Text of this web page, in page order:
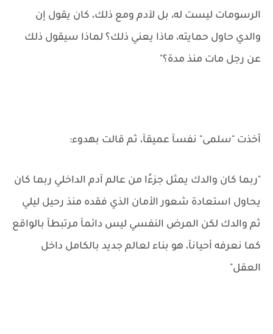
الرسومات ليست له، بل لآدم ومع ذلك، كان يقول إن
والدي حاول حمايته، ماذا يعني ذلك؟ لماذا سيقول ذلك
عن رجل مات منذ مدة؟"
أخذت "سلمى" نفسآ عميقآ، ثم قالت بهدوء:
"ربما كان والدك يمثل جزءًا من عالم آدم الداخلي ربما كان
يحاول استعادة شعور الأمان الذي فقده منذ رحيل ليلي
ثم والدك لكن المرض النفسي ليس دائمآ مرتبطآ بالواقع
كما نعرفه أحيانآ، هو بناء لعالم جديد بالكامل داخل
العقل"